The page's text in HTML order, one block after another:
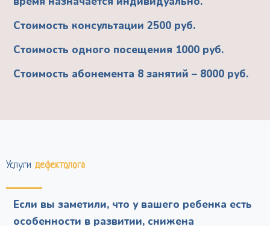
Стоимость консультации 2500 руб.
Стоимость одного посещения 1000 руб.
Стоимость абонемента 8 занятий – 8000 руб.
Услуги дефектолога
Если вы заметили, что у вашего ребенка есть
особенности в развитии, снижена